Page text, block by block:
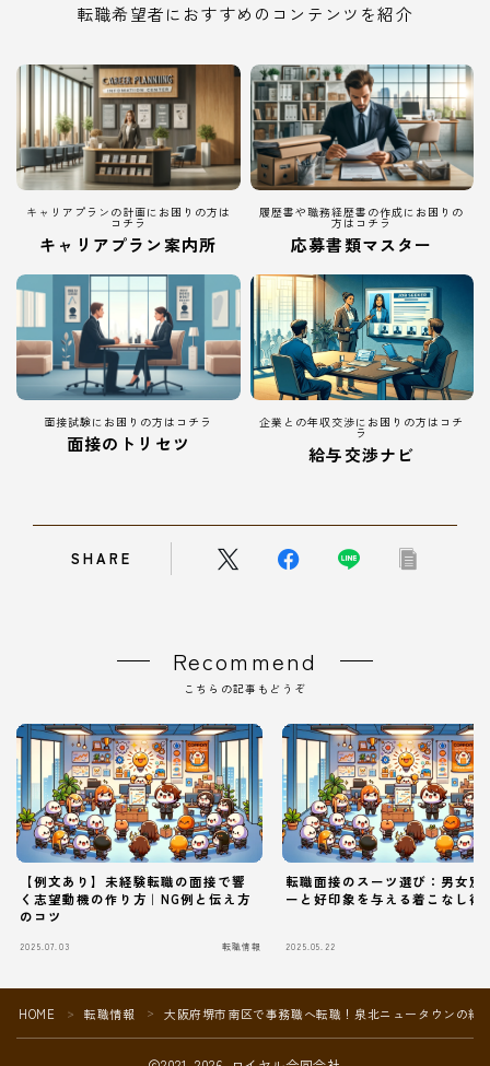
Follow Me
転職希望者におすすめのコンテンツを紹介
キャリアプランの計画にお困りの方は
コチラ
キャリアプラン案内所
履歴書や職務経歴書の作成にお困りの
方はコチラ
応募書類マスター
面接試験にお困りの方はコチラ
面接のトリセツ
企業との年収交渉にお困りの方はコチ
ラ
給与交渉ナビ
SHARE
Recommend
こちらの記事もどうぞ
【例文あり】未経験転職の面接で響
く志望動機の作り方｜NG例と伝え方
のコツ
2025.07.03 転職情報
転職面接のスーツ選び：男女別
ーと好印象を与える着こなし術
2025.05.22
HOME ＞ 転職情報 ＞ 大阪府堺市南区で事務職へ転職！泉北ニュータウンの緑